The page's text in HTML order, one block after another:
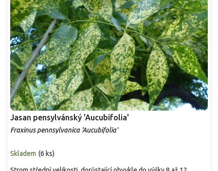
Jasan pensylvánský 'Aucubifolia'
Fraxinus pennsylvanica 'Aucubifolia'
Skladem (6 ks)